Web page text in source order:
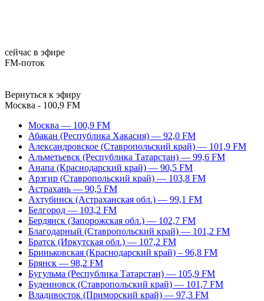
сейчас в эфире
FM-поток
Вернуться к эфиру
Москва - 100,9 FM
Москва — 100,9 FM
Абакан (Республика Хакасия) — 92,0 FM
Александровское (Ставропольский край) — 101,9 FM
Альметьевск (Республика Татарстан) — 99,6 FM
Анапа (Краснодарский край) — 90,5 FM
Арзгир (Ставропольский край) — 103,8 FM
Астрахань — 90,5 FM
Ахтубинск (Астраханская обл.) — 99,1 FM
Белгород — 103,2 FM
Бердянск (Запорожская обл.) — 102,7 FM
Благодарный (Ставропольский край) — 101,2 FM
Братск (Иркутская обл.) — 107,2 FM
Бриньковская (Краснодарский край) – 96,8 FM
Брянск — 98,2 FM
Бугульма (Республика Татарстан) — 105,9 FM
Буденновск (Ставропольский край) — 101,7 FM
Владивосток (Приморский край) — 97,3 FM